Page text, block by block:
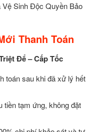
Sinh Độc Quyền Bảo
Thanh Toán
Để – Cấp Tốc
toán sau khi đã xử lý hết
tiền tạm ứng, không đặt